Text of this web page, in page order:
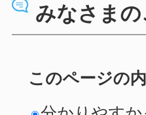
みなさま
このページの